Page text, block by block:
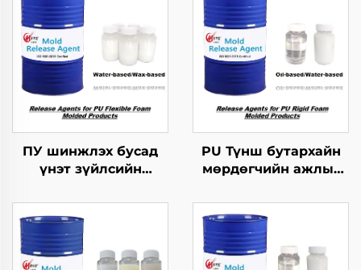
ПУ шинжлэх бусад
үнэт зүйлсийн
бутархайг гаргах
агент
PU Түнш бутархайн
мөрдөгчийн ажлыг